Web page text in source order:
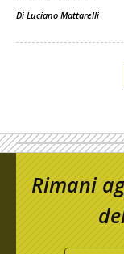
Di Luciano Mattarelli
Rimani